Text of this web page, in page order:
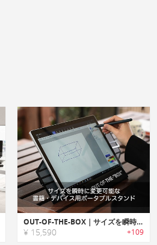
OUT-OF-THE-BOX｜サイズを瞬時に変更可能な書籍・デバイス用ポータブルスタンド
¥ 15,590 +109